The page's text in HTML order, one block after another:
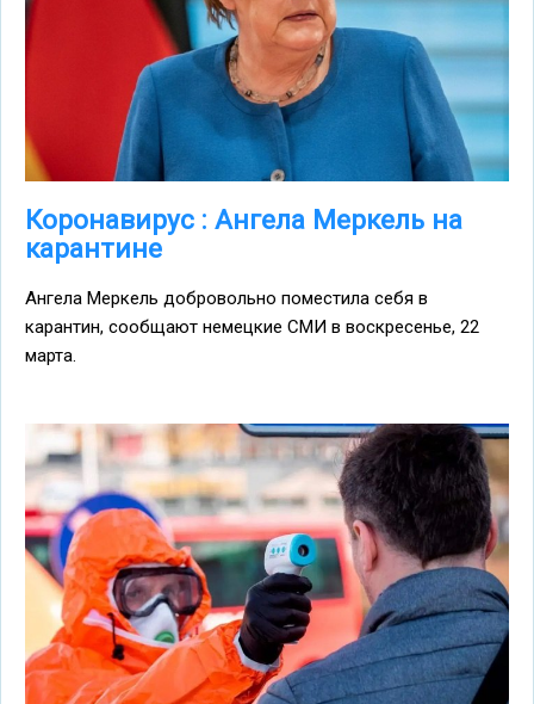
Коронавирус : Ангела Меркель на
карантине
Ангела Меркель добровольно поместила себя в
карантин, сообщают немецкие СМИ в воскресенье, 22
марта.